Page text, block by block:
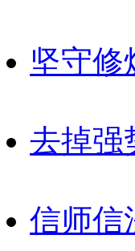
坚守修
去掉
信师